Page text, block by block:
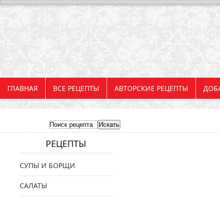
ГЛАВНАЯ ВСЕ РЕЦЕПТЫ АВТОРСКИЕ РЕЦЕПТЫ
РЕЦЕПТЫ
СУПЫ И БОРЩИ
САЛАТЫ